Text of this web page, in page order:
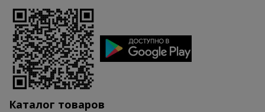
Каталог товаров